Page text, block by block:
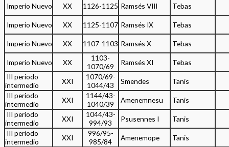
Imperio Nuevo XX 1126-1125 Ramsés VIII Tebas
Imperio Nuevo XX 1125-1107 Ramsés IX Tebas
Imperio Nuevo XX 1107-1103 Ramsés X Tebas
Imperio Nuevo XX
1103-
1070/69
Ramsés XI
Tebas
III periodo
intermedio
XXI
1070/69-
1044/43
Smendes
Tanis
III periodo
intermedio
XXI
1144/43-
1040/39
Amenemnesu
Tanis
III periodo
intermedio
XXI
1044/43-
994/93
Psusennes I
Tanis
III periodo
intermedio
XXI
996/95-
985/84
Amenemope
Tanis